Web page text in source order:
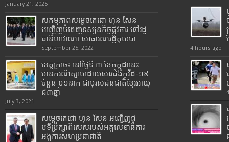
January 21, 2025
សកម្មភាពសម្តេចតេជោ ហ៊ុន សែន
អញ្ជើញបំពេញទស្សនកិច្ចផ្លូវការ នៅរដ្ឋ
ធានីហាវ៉ាណា សាធារណរដ្ឋគុយបា
September 25, 2022
ខេត្តក្រចេះ នៅថ្ងៃទី ៣ ខែកក្កដានេះ
មានករណីស្លាប់ដោយសារជំងឺកូវីដ-១៩
ចំនួន ០១នាក់ ជាបុរសជនជាតិខ្មែរអាយុ
៨៣ឆ្នាំ
July 3, 2021
សម្តេចតេជោ ហ៊ុន សែន អញ្ជើញជួ
បទីប្រឹក្សាពិសេសរបស់អគ្គលេខាធិការ
អង្គការសហប្រជាជាតិ
4 hours ago